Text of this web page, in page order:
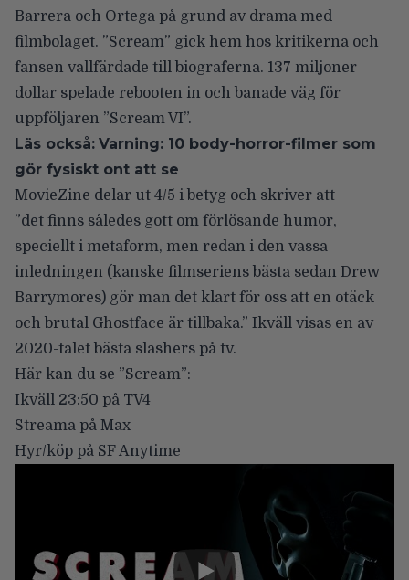
Barrera och Ortega på grund av drama med
filmbolaget. ”Scream” gick hem hos kritikerna och
fansen vallfärdade till biograferna. 137 miljoner
dollar spelade rebooten in och banade väg för
uppföljaren ”Scream VI”.
Läs också: Varning: 10 body-horror-filmer som
gör fysiskt ont att se
MovieZine delar ut 4/5 i betyg och skriver att
”det finns således gott om förlösande humor,
speciellt i metaform, men redan i den vassa
inledningen (kanske filmseriens bästa sedan Drew
Barrymores) gör man det klart för oss att en otäck
och brutal Ghostface är tillbaka.” Ikväll visas en av
2020-talet bästa slashers på tv.
Här kan du se ”Scream”:
Ikväll 23:50 på TV4
Streama på Max
Hyr/köp på SF Anytime